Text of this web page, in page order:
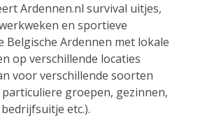
Ardennen.nl survival uitjes,
en sportieve
Belgische Ardennen met lokale
op verschillende locaties
voor verschillende soorten
groepen, gezinnen,
etc.).